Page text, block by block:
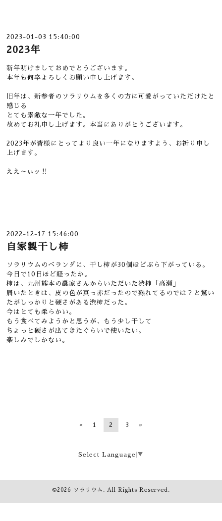
2023-01-03 15:40:00
2023年
新年明けましておめでとうございます。
本年も何卒よろしくお願い申し上げます。
旧年は、新参者のソラリウムを多くの方に可愛がっていただけたと
感じる
とても素敵な一年でした。
改めてお礼申し上げます。本当にありがとうございます。
2023年が皆様にとってより良い一年になりますよう、お祈り申し
上げます。
ええ～ぃッ‼
2022-12-17 15:46:00
自家製干し柿
ソラリウムのベランダに、干し柿が30個ほどぶら下がっている。
今日で10日ほど経ったか。
柿は、九州熊本の農家さんからいただいた渋柿「高瀬」
届いたときは、皮の色が真っ赤だったので熟れてるのでは？と驚い
たがしっかりと硬さがある渋柿だった。
今はとても柔らかい。
もう食べてみようかと思うが、もう少し干して
ちょっと硬さが出てきたぐらいで使いたい。
楽しみでしかない。
« 1 2 3 »
Select Language ▼
©2026 ソラリウム . All Rights Reserved.